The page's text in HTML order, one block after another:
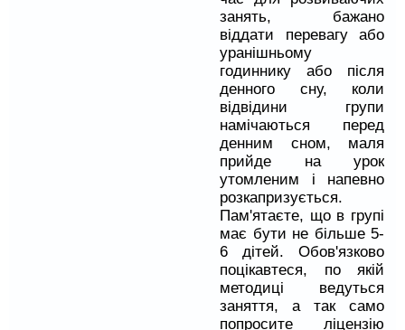
занять, бажано
віддати перевагу або
уранішньому
годиннику або після
денного сну, коли
відвідини групи
намічаються перед
денним сном, маля
прийде на урок
утомленим і напевно
розкапризується.
Пам'ятаєте, що в групі
має бути не більше 5-
6 дітей. Обов'язково
поцікавтеся, по якій
методиці ведуться
заняття, а так само
попросите ліцензію